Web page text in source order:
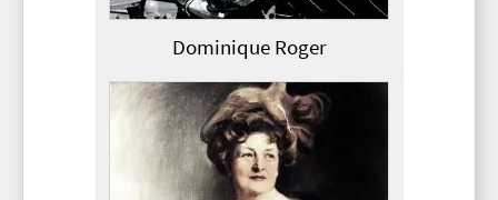
Dominique Roger